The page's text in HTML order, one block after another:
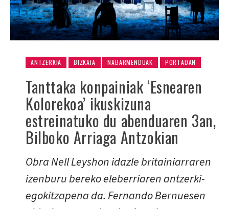
ANTZERKIA BIZKAIA NABARMENDUAK PORTADAN
Tanttaka konpainiak ‘Esnearen
Kolorekoa’ ikuskizuna
estreinatuko du abenduaren 3an,
Bilboko Arriaga Antzokian
Obra Nell Leyshon idazle britainiarraren
izenburu bereko eleberriaren antzerki-
egokitzapena da. Fernando Bernuesen